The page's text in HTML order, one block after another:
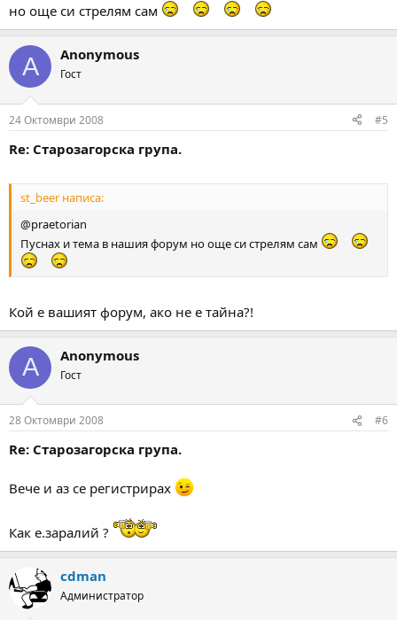
но още си стрелям сам
A Anonymous
Гост
24 Октомври 2008 #5
Re: Старозагорска група.
st_beer написа:
@praetorian
Пуснах и тема в нашия форум но още си стрелям сам
Кой е вашият форум, ако не е тайна?!
A Anonymous
Гост
28 Октомври 2008 #6
Re: Старозагорска група.
Вече и аз се регистрирах
Как е.заралий ?
cdman
Администратор